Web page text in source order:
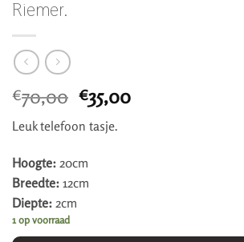
Riemer.
€70,00 Oorspronkelijke
prijs
was:
€35,00Huidige
Leuk telefoon tasje.
Hoogte: 20cm
Breedte: 12cm
Diepte: 2cm
1 op voorraad